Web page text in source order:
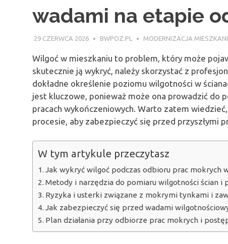
wadami na etapie
29 CZERWCA 2026 BWPOZ.PL MODERNIZACJA
Wilgoć w mieszkaniu to problem, który może
skutecznie ją wykryć, należy skorzystać z
dokładne określenie poziomu wilgotności w
jest kluczowe, ponieważ może ona prowadzić do
pracach wykończeniowych. Warto zatem
procesie, aby zabezpieczyć się przed przyszłymi
W tym artykule przeczytasz
Jak wykryć wilgoć podczas odbioru prac mokrych
Metody i narzędzia do pomiaru wilgotności ścian i
Ryzyka i usterki związane z mokrymi tynkami i
Jak zabezpieczyć się przed wadami
Plan działania przy odbiorze prac mokrych i